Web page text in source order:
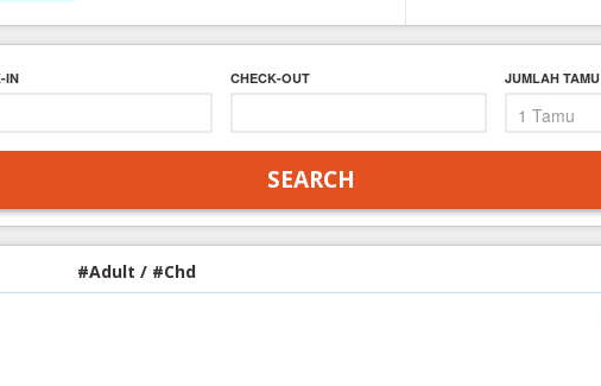
IN CHECK-OUT JUMLAH TAMU
#Adult / #Chd